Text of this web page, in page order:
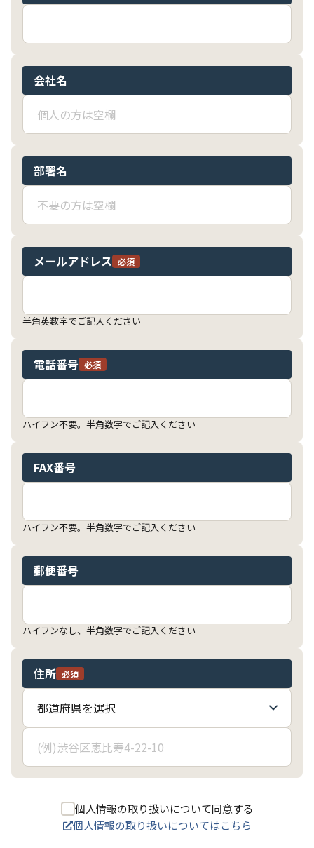
会社名
部署名
必須
メールアドレス
半角英数字でご記入ください
必須
電話番号
ハイフン不要。半角数字でご記入ください
FAX番号
ハイフン不要。半角数字でご記入ください
郵便番号
ハイフンなし、半角数字でご記入ください
必須
住所
個人情報の取り扱いについて同意する
個人情報の取り扱いについてはこちら